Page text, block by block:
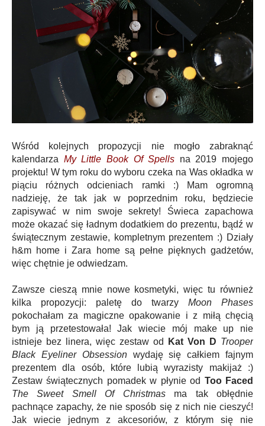
Wśród kolejnych propozycji nie mogło zabraknąć
kalendarza My Little Book Of Spells na 2019 mojego
projektu! W tym roku do wyboru czeka na Was okładka w
piąciu różnych odcieniach ramki :) Mam ogromną
nadzieję, że tak jak w poprzednim roku, będziecie
zapisywać w nim swoje sekrety! Świeca zapachowa
może okazać się ładnym dodatkiem do prezentu, bądź w
świątecznym zestawie, kompletnym prezentem :) Działy
h&m home i Zara home są pełne pięknych gadżetów,
więc chętnie je odwiedzam.
Zawsze cieszą mnie nowe kosmetyki, więc tu również
kilka propozycji: paletę do twarzy Moon Phases
pokochałam za magiczne opakowanie i z miłą chęcią
bym ją przetestowała! Jak wiecie mój make up nie
istnieje bez linera, więc zestaw od
Kat Von D Trooper
Black Eyeliner Obsessionwydaję się całkiem fajnym
prezentem dla osób, które lubią wyrazisty makijaż :)
Zestaw świątecznych pomadek w płynie od Too Faced
The Sweet Smell Of Christmasma tak obłędnie
pachnące zapachy, że nie sposób się z nich nie cieszyć!
Jak wiecie jednym z akcesoriów, z którym się nie